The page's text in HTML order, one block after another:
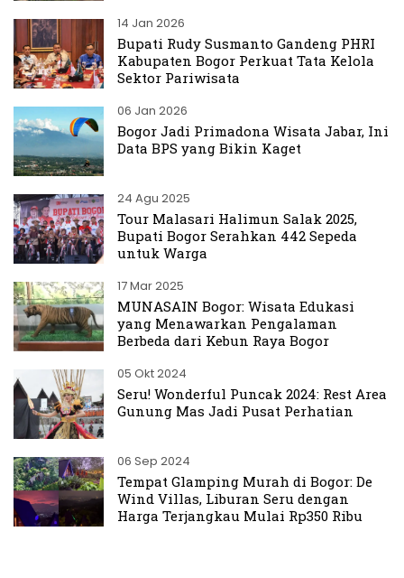
14 Jan 2026
Bupati Rudy Susmanto Gandeng PHRI
Kabupaten Bogor Perkuat Tata Kelola
Sektor Pariwisata
06 Jan 2026
Bogor Jadi Primadona Wisata Jabar, Ini
Data BPS yang Bikin Kaget
24 Agu 2025
Tour Malasari Halimun Salak 2025,
Bupati Bogor Serahkan 442 Sepeda
untuk Warga
17 Mar 2025
MUNASAIN Bogor: Wisata Edukasi
yang Menawarkan Pengalaman
Berbeda dari Kebun Raya Bogor
05 Okt 2024
Seru! Wonderful Puncak 2024: Rest Area
Gunung Mas Jadi Pusat Perhatian
06 Sep 2024
Tempat Glamping Murah di Bogor: De
Wind Villas, Liburan Seru dengan
Harga Terjangkau Mulai Rp350 Ribu